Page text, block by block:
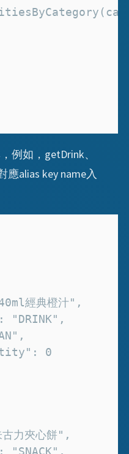
例如，getDrink、
應alias key name入